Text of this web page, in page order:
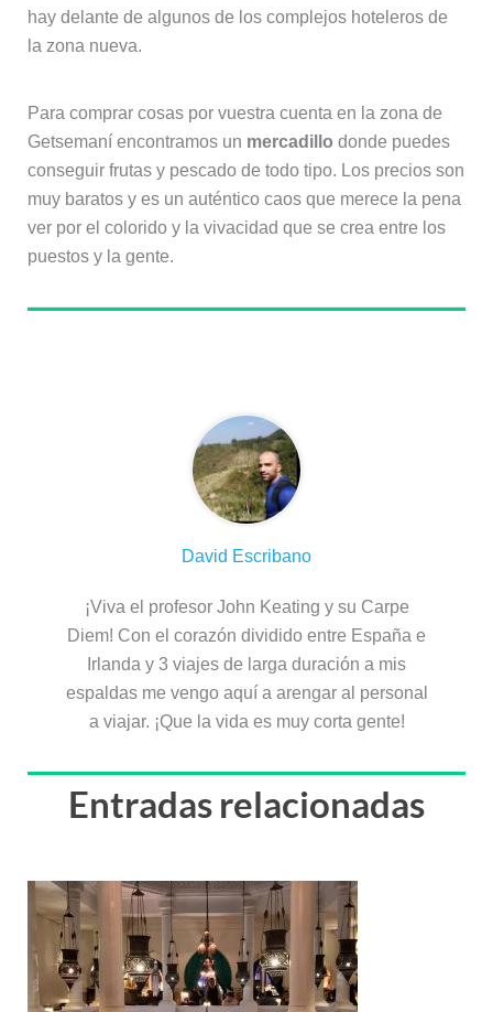
hay delante de algunos de los complejos hoteleros de
la zona nueva.
Para comprar cosas por vuestra cuenta en la zona de
Getsemaní encontramos un mercadillo donde puedes
conseguir frutas y pescado de todo tipo. Los precios son
muy baratos y es un auténtico caos que merece la pena
ver por el colorido y la vivacidad que se crea entre los
puestos y la gente.
David Escribano
¡Viva el profesor John Keating y su Carpe
Diem! Con el corazón dividido entre España e
Irlanda y 3 viajes de larga duración a mis
espaldas me vengo aquí a arengar al personal
a viajar. ¡Que la vida es muy corta gente!
Entradas relacionadas